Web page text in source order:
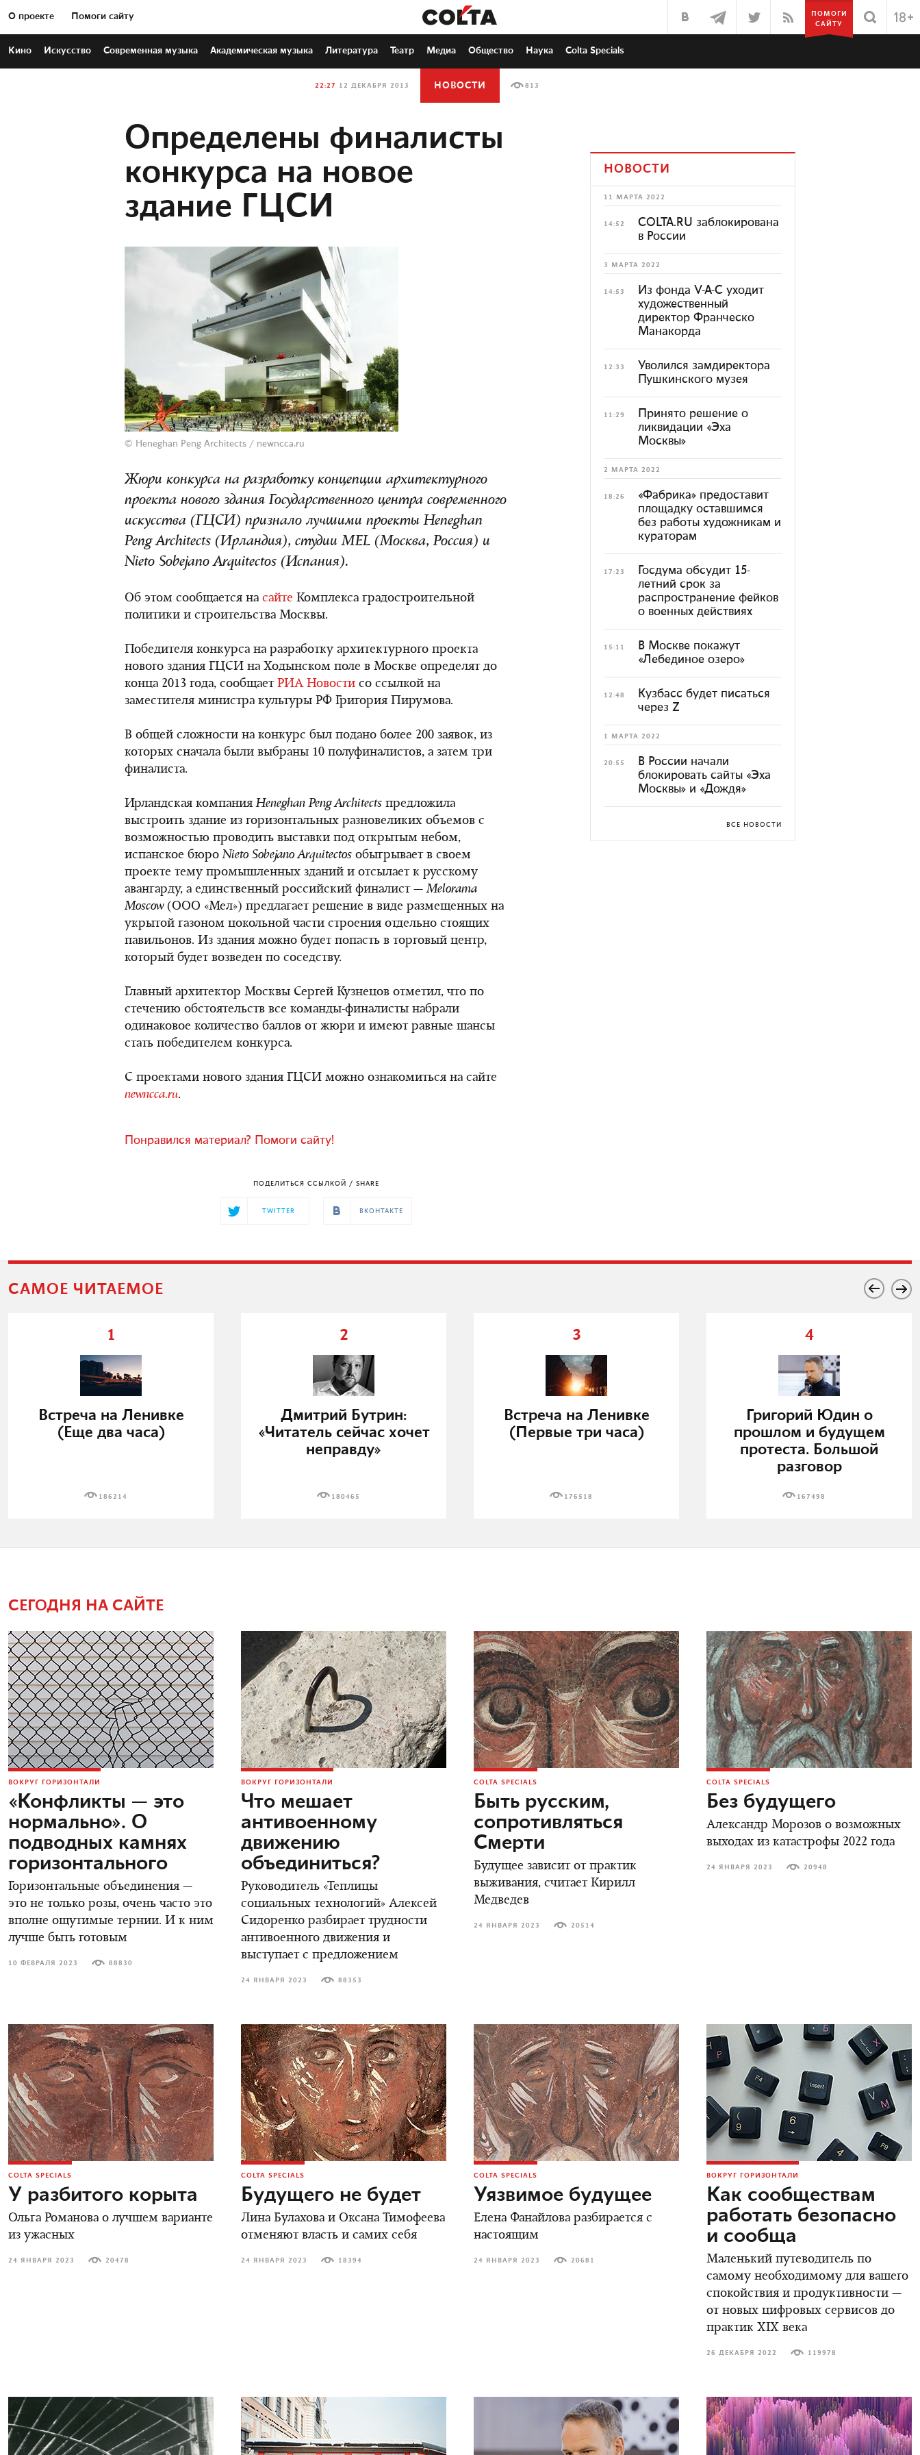
О проекте Помоги сайту
ПОМОГИ
САЙТУ
Кино Искусство Современная музыка Академическая музыка Литература Театр Медиа Общество Наука Colta Specials
22:27 12 ДЕКАБРЯ 2013 НОВОСТИ 813
Определены финалисты
конкурса на новое
здание ГЦСИ
© Heneghan Peng Architects / newncca.ru
Жюри конкурса на разработку концепции архитектурного
проекта нового здания Государственного центра современного
искусства (ГЦСИ) признало лучшими проекты Heneghan
Peng Architects (Ирландия), cтудии MEL (Москва, Россия) и
Nieto Sobejano Arquitectos (Испания).
Об этом сообщается на сайте Комплекса градостроительной
политики и строительства Москвы.
Победителя конкурса на разработку архитектурного проекта
нового здания ГЦСИ на Ходынском поле в Москве определят до
конца 2013 года, сообщает РИА Новости со ссылкой на
заместителя министра культуры РФ Григория Пирумова.
В общей сложности на конкурс был подано более 200 заявок, из
которых сначала были выбраны 10 полуфиналистов, а затем три
финалиста.
Ирландская компанияHeneghan Peng Architects предложила
выстроить здание из горизонтальных разновеликих объемов с
возможностью проводить выставки под открытым небом,
испанское бюроNieto Sobejano Arquitectos обыгрывает в своем
проекте тему промышленных зданий и отсылает к русскому
авангарду, а единственный российский финалист —Melorama
Moscow(ООО «Мел») предлагает решение в виде размещенных на
укрытой газоном цокольной части строения отдельно стоящих
павильонов. Из здания можно будет попасть в торговый центр,
который будет возведен по соседству.
Главный архитектор Москвы Сергей Кузнецов отметил, что по
стечению обстоятельств все команды-финалисты набрали
одинаковое количество баллов от жюри и имеют равные шансы
стать победителем конкурса.
С проектами нового здания ГЦСИ можно ознакомиться на сайте
newncca.ru.
Понравился материал? Помоги сайту!
ПОДЕЛИТЬСЯ ССЫЛКОЙ / SHARE
TWITTER ВКОНТАКТЕ
НОВОСТИ
11 МАРТА 2022
14:52
COLTA.RU заблокирована
в России
3 МАРТА 2022
14:53
Из фонда V-A-C уходит
художественный
директор Франческо
Манакорда
12:33
Уволился замдиректора
Пушкинского музея
11:29
Принято решение о
ликвидации «Эха
Москвы»
2 МАРТА 2022
18:26
«Фабрика» предоставит
площадку оставшимся
без работы художникам и
кураторам
17:23
Госдума обсудит 15-
летний срок за
распространение фейков
о военных действиях
15:11
В Москве покажут
«Лебединое озеро»
12:48
Кузбасс будет писаться
через Z
1 МАРТА 2022
20:55
В России начали
блокировать сайты «Эха
Москвы» и «Дождя»
ВСЕ НОВОСТИ
САМОЕ ЧИТАЕМОЕ
1
Встреча на Ленивке
(Еще два часа)
186214
2
Дмитрий Бутрин:
«Читатель сейчас хочет
неправду»
180465
3
Встреча на Ленивке
(Первые три часа)
176518
4
Григорий Юдин о
прошлом и будущем
протеста. Большой
разговор
167498
СЕГОДНЯ НА САЙТЕ
ВОКРУГ ГОРИЗОНТАЛИ
«Конфликты — это
нормально». О
подводных камнях
горизонтального
Горизонтальные объединения —
это не только розы, очень часто это
вполне ощутимые тернии. И к ним
лучше быть готовым
10 ФЕВРАЛЯ 2023 88830
ВОКРУГ ГОРИЗОНТАЛИ
Что мешает
антивоенному
движению
объединиться?
Руководитель «Теплицы
социальных технологий» Алексей
Сидоренко разбирает трудности
антивоенного движения и
выступает с предложением
24 ЯНВАРЯ 2023 88353
COLTA SPECIALS
Быть русским,
сопротивляться
Смерти
Будущее зависит от практик
выживания, считает Кирилл
Медведев
24 ЯНВАРЯ 2023 20514
COLTA SPECIALS
Без будущего
Александр Морозов о возможных
выходах из катастрофы 2022 года
24 ЯНВАРЯ 2023 20948
COLTA SPECIALS
У разбитого корыта
Ольга Романова о лучшем варианте
из ужасных
24 ЯНВАРЯ 2023 20478
COLTA SPECIALS
Будущего не будет
Лина Булахова и Оксана Тимофеева
отменяют власть и самих себя
24 ЯНВАРЯ 2023 18394
COLTA SPECIALS
Уязвимое будущее
Елена Фанайлова разбирается с
настоящим
24 ЯНВАРЯ 2023 20681
ВОКРУГ ГОРИЗОНТАЛИ
Как сообществам
работать безопасно
и сообща
Маленький путеводитель по
самому необходимому для вашего
спокойствия и продуктивности —
от новых цифровых сервисов до
практик XIX века
26 ДЕКАБРЯ 2022 119978